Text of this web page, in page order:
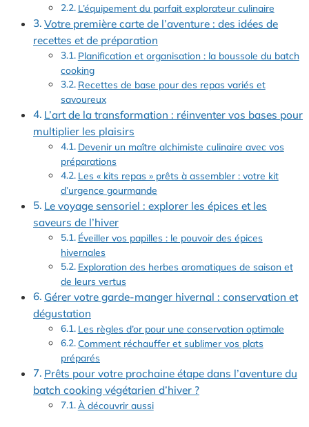
L’équipement du parfait explorateur culinaire
Votre première carte de l’aventure : des idées de
recettes et de préparation
Planification et organisation : la boussole du batch
cooking
Recettes de base pour des repas variés et
savoureux
L’art de la transformation : réinventer vos bases pour
multiplier les plaisirs
Devenir un maître alchimiste culinaire avec vos
préparations
Les « kits repas » prêts à assembler : votre kit
d’urgence gourmande
Le voyage sensoriel : explorer les épices et les
saveurs de l’hiver
Éveiller vos papilles : le pouvoir des épices
hivernales
Exploration des herbes aromatiques de saison et
de leurs vertus
Gérer votre garde-manger hivernal : conservation et
dégustation
Les règles d’or pour une conservation optimale
Comment réchauffer et sublimer vos plats
préparés
Prêts pour votre prochaine étape dans l’aventure du
batch cooking végétarien d’hiver ?
À découvrir aussi